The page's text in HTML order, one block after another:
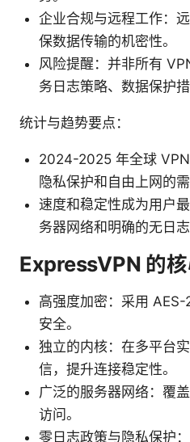
企业合规与远程工作：
保数据传输的机密性。
风险提醒：并非所有
务日志策略、数据保护
统计与趋势要点：
2024-2025 年全球
隐私保护和自由上网的需
速度和稳定性成为用户
务器网络和明确的无日
ExpressVPN 的
高强度加密：采用
安全。
独立的内核：在多平台
信，提升连接稳定性。
广泛的服务器网络：覆
访问。
零日志政策与隐私保护